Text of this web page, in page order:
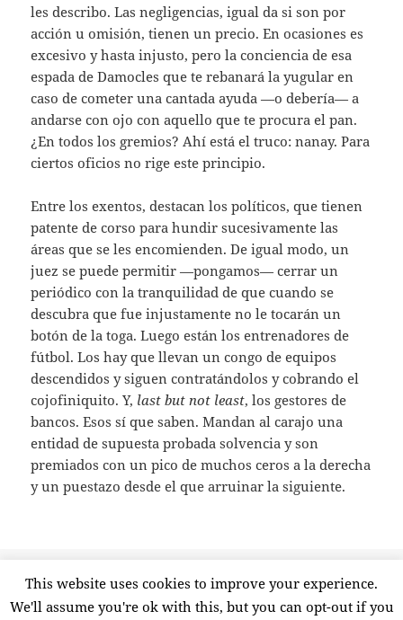
les describo. Las negligencias, igual da si son por
acción u omisión, tienen un precio. En ocasiones es
excesivo y hasta injusto, pero la conciencia de esa
espada de Damocles que te rebanará la yugular en
caso de cometer una cantada ayuda —o debería— a
andarse con ojo con aquello que te procura el pan.
¿En todos los gremios? Ahí está el truco: nanay. Para
ciertos oficios no rige este principio.
Entre los exentos, destacan los políticos, que tienen
patente de corso para hundir sucesivamente las
áreas que se les encomienden. De igual modo, un
juez se puede permitir —pongamos— cerrar un
periódico con la tranquilidad de que cuando se
descubra que fue injustamente no le tocarán un
botón de la toga. Luego están los entrenadores de
fútbol. Los hay que llevan un congo de equipos
descendidos y siguen contratándolos y cobrando el
cojofiniquito. Y, last but not least, los gestores de
bancos. Esos sí que saben. Mandan al carajo una
entidad de supuesta probada solvencia y son
premiados con un pico de muchos ceros a la derecha
y un puestazo desde el que arruinar la siguiente.
el
responsabilidad,rodrigo rato 3 comentariosen Responsabilidad
This website uses cookies to improve your experience.
We'll assume you're ok with this, but you can opt-out if you